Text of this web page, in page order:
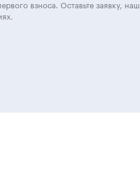
взноса. Оставьте заявку, наш